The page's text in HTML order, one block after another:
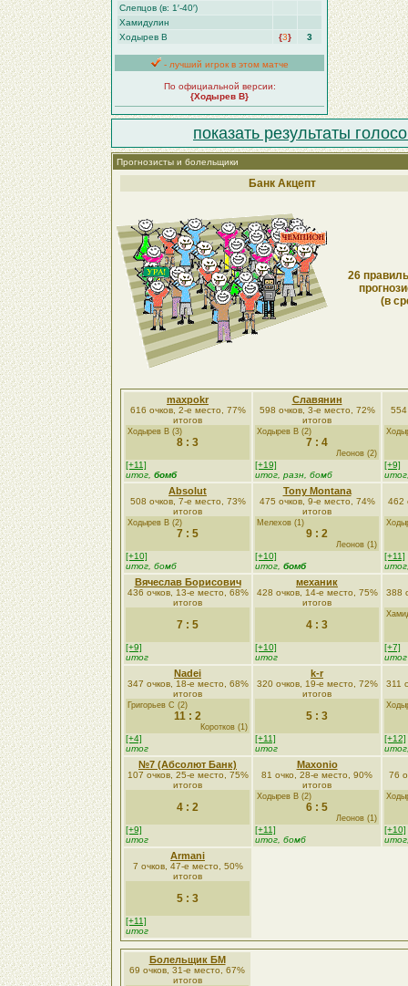
Слепцов (в: 1′-40′)
Хамидулин
Ходырев В
{3} 3
- лучший игрок в этом матче
По официальной версии:
{Ходырев В}
показать результаты
Прогнозисты и болельщики
Банк Акцепт
26
(в
maxpokr
616 очков, 2-е место, 77%
итогов
Ходырев В (3)
8 : 3
[+11]
итог, бомб
Славянин
598 очков, 3-е место, 72%
итогов
Ходырев В (2)
7 : 4
Леонов (2)
[+19]
итог, разн, бомб
554
[+9]
Absolut
508 очков, 7-е место, 73%
итогов
Ходырев В (2)
7 : 5
[+10]
итог, бомб
Tony Montana
475 очков, 9-е место, 74%
итогов
Мелехов (1)
9 : 2
Леонов (1)
[+10]
итог, бомб
462
[+11]
Вячеслав Борисович
436 очков, 13-е место, 68%
итогов
7 : 5
[+9]
итог
механик
428 очков, 14-е место, 75%
итогов
4 : 3
[+10]
итог
388
[+7]
итог
Nadei
347 очков, 18-е место, 68%
итогов
Григорьев С (2)
11 : 2
Коротков (1)
[+4]
итог
k-r
320 очков, 19-е место, 72%
итогов
5 : 3
[+11]
итог
311
[+12]
№7 (Абсолют Банк)
107 очков, 25-е место, 75%
итогов
4 : 2
[+9]
итог
Maxonio
81 очко, 28-е место, 90%
итогов
Ходырев В (2)
6 : 5
Леонов (1)
[+11]
итог, бомб
76
[+10]
Armani
7 очков, 47-е место, 50%
итогов
5 : 3
[+11]
итог
Болельщик БМ
69 очков, 31-е место, 67%
итогов